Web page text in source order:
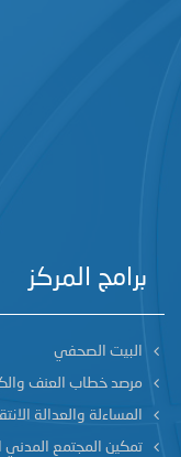
برامج المركز
البيت الصحفي
مرصد خطاب العنف
المساءلة والعدالة
تمكين المجتمع